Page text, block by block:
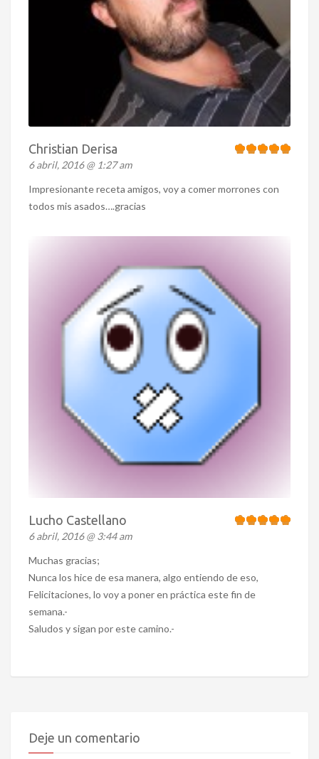
Christian Derisa
6 abril, 2016 @ 1:27 am
Impresionante receta amigos, voy a comer morrones con
todos mis asados….gracias
Lucho Castellano
6 abril, 2016 @ 3:44 am
Muchas gracias;
Nunca los hice de esa manera, algo entiendo de eso,
Felicitaciones, lo voy a poner en práctica este fin de
semana.-
Saludos y sigan por este camino.-
Deje un comentario